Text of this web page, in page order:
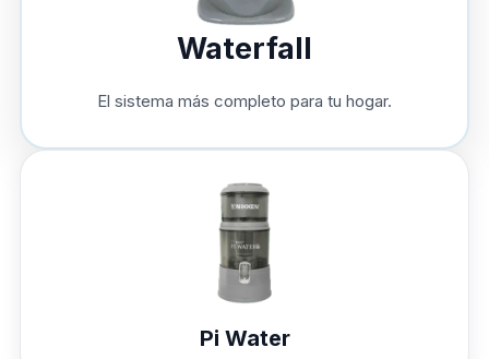
Waterfall
El sistema más completo para tu hogar.
Pi Water